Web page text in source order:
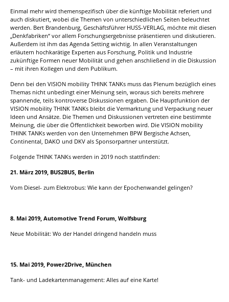
Einmal mehr wird themenspezifisch über die künftige Mobilität referiert und
auch diskutiert, wobei die Themen von unterschiedlichen Seiten beleuchtet
werden. Bert Brandenburg, Geschäftsführer HUSS-VERLAG, möchte mit diesen
„Denkfabriken“ vor allem Forschungsergebnisse präsentieren und diskutieren.
Außerdem ist ihm das Agenda Setting wichtig. In allen Veranstaltungen
erläutern hochkarätige Experten aus Forschung, Politik und Industrie
zukünftige Formen neuer Mobilität und gehen anschließend in die Diskussion
– mit ihren Kollegen und dem Publikum.
Denn bei den VISION mobility THINK TANKs muss das Plenum bezüglich eines
Themas nicht unbedingt einer Meinung sein, woraus sich bereits mehrere
spannende, teils kontroverse Diskussionen ergaben. Die Hauptfunktion der
VISION mobility THINK TANKs bleibt die Vermarktung und Verpackung neuer
Ideen und Ansätze. Die Themen und Diskussionen vertreten eine bestimmte
Meinung, die über die Öffentlichkeit beworben wird. Die VISION mobility
THINK TANKs werden von den Unternehmen BPW Bergische Achsen,
Continental, DAKO und DKV als Sponsorpartner unterstützt.
Folgende THINK TANKs werden in 2019 noch stattfinden:
21. März 2019, BUS2BUS, Berlin
Vom Diesel- zum Elektrobus: Wie kann der Epochenwandel gelingen?
8. Mai 2019, Automotive Trend Forum, Wolfsburg
Neue Mobilität: Wo der Handel dringend handeln muss
15. Mai 2019, Power2Drive, München
Tank- und Ladekartenmanagement: Alles auf eine Karte!